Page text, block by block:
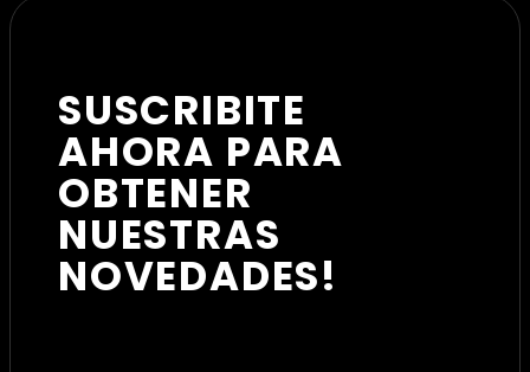
SUSCRIBITE
AHORA PARA
OBTENER
NUESTRAS
NOVEDADES!